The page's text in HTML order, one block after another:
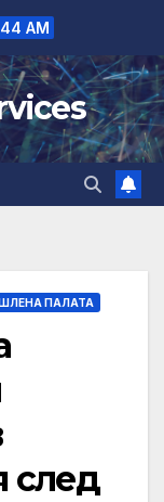
AM
ПАЛАТА
след